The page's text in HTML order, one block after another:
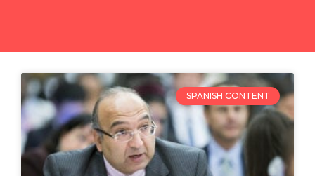
SPANISH CONTENT